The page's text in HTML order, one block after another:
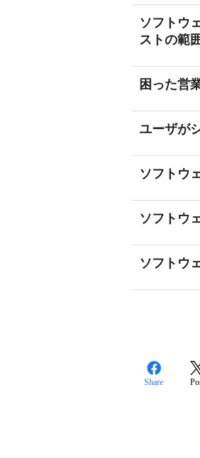
ソフトウ
ストの範
困った営
ユーザが
ソフトウ
ソフトウ
ソフトウ
Share